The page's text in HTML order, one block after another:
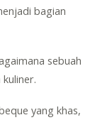
bagian
sebuah
yang khas,